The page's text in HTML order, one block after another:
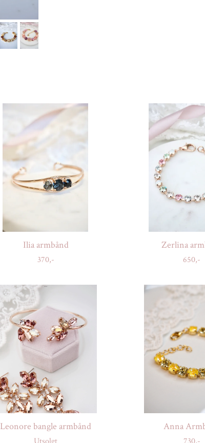
Ilia armbånd
370,-
Zerlina
650,-
Leonore bangle armbånd Anna